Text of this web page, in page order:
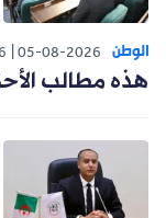
الوطن 05-08-2026
هذه مطالب